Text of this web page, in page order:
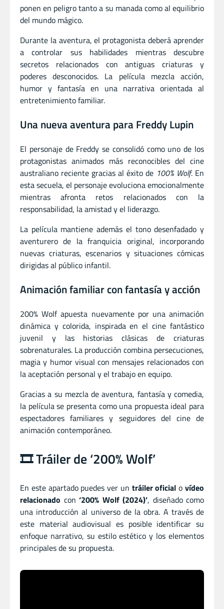
ponen en peligro tanto a su manada como al equilibrio
del mundo mágico.
Durante la aventura, el protagonista deberá aprender
a controlar sus habilidades mientras descubre
secretos relacionados con antiguas criaturas y
poderes desconocidos. La película mezcla acción,
humor y fantasía en una narrativa orientada al
entretenimiento familiar.
Una nueva aventura para Freddy Lupin
El personaje de Freddy se consolidó como uno de los
protagonistas animados más reconocibles del cine
australiano reciente gracias al éxito de 100% Wolf. En
esta secuela, el personaje evoluciona emocionalmente
mientras afronta retos relacionados con la
responsabilidad, la amistad y el liderazgo.
La película mantiene además el tono desenfadado y
aventurero de la franquicia original, incorporando
nuevas criaturas, escenarios y situaciones cómicas
dirigidas al público infantil.
Animación familiar con fantasía y acción
200% Wolf apuesta nuevamente por una animación
dinámica y colorida, inspirada en el cine fantástico
juvenil y las historias clásicas de criaturas
sobrenaturales. La producción combina persecuciones,
magia y humor visual con mensajes relacionados con
la aceptación personal y el trabajo en equipo.
Gracias a su mezcla de aventura, fantasía y comedia,
la película se presenta como una propuesta ideal para
espectadores familiares y seguidores del cine de
animación contemporáneo.
🎞️ Tráiler de ‘200% Wolf’
En este apartado puedes ver un tráiler oficial ovídeo
relacionado con ‘200% Wolf (2024)’, diseñado como
una introducción al universo de la obra. A través de
este material audiovisual es posible identificar su
enfoque narrativo, su estilo estético y los elementos
principales de su propuesta.